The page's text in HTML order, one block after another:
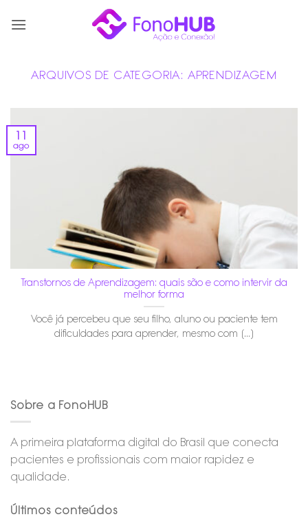
ARQUIVOS DE CATEGORIA: APRENDIZAGEM
Transtornos de Aprendizagem: quais são e como intervir da
melhor forma
Você já percebeu que seu filho, aluno ou paciente tem
dificuldades para aprender, mesmo com [...]
11
ago
Sobre a FonoHUB
A primeira plataforma digital do Brasil que conecta
pacientes e profissionais com maior rapidez e
qualidade.
Últimos conteúdos